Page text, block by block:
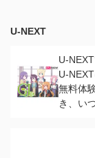
U-NEXT
U-
U-
無料体
き、い